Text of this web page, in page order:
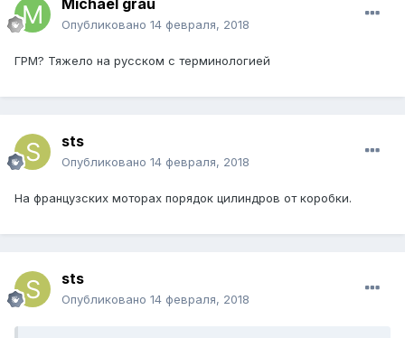
Michael grau
Опубликовано 14 февраля, 2018
ГРМ? Тяжело на русском с терминологией
sts
Опубликовано 14 февраля, 2018
На французских моторах порядок цилиндров от коробки.
sts
Опубликовано 14 февраля, 2018